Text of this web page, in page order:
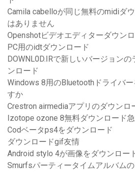
Camila cabelloが同じ無料のmidiダ
はありません
Openshotビデオエディターダウン
PC用のidtダウンロード
DOWNL0D.IRで新しいバージョン
ンロード
Windows 8用のBluetoothドライバ
すか
Crestron airmediaアプリのダウンロ
Izotope ozone 8無料ダウンロード
Codベータps4をダウンロード
ダウンロードgif友情
Android stylo 4が画像をダウンロー
Smurfsパーティータイムアルバム